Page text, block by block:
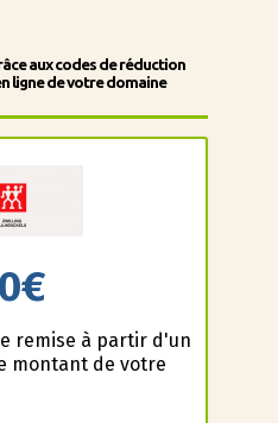
aux codes de réduction
ligne de votre domaine
remise à partir d'un
montant de votre